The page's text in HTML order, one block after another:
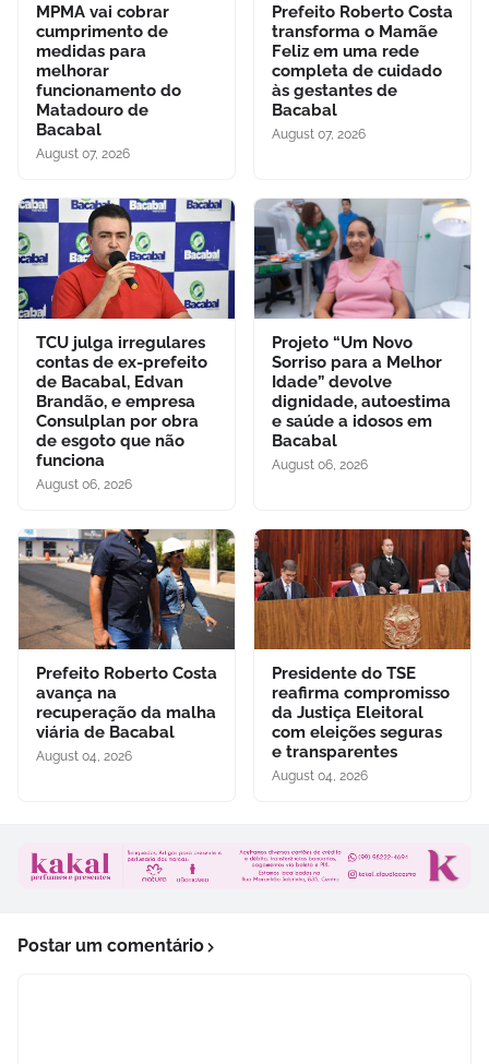
MPMA vai cobrar
cumprimento de
medidas para
melhorar
funcionamento do
Matadouro de
Bacabal
August 07, 2026
Prefeito Roberto Costa
transforma o Mamãe
Feliz em uma rede
completa de cuidado
às gestantes de
Bacabal
August 07, 2026
TCU julga irregulares
contas de ex-prefeito
de Bacabal, Edvan
Brandão, e empresa
Consulplan por obra
de esgoto que não
funciona
August 06, 2026
Projeto “Um Novo
Sorriso para a Melhor
Idade” devolve
dignidade, autoestima
e saúde a idosos em
Bacabal
August 06, 2026
Prefeito Roberto Costa
avança na
recuperação da malha
viária de Bacabal
August 04, 2026
Presidente do TSE
reafirma compromisso
da Justiça Eleitoral
com eleições seguras
e transparentes
August 04, 2026
Postar um comentário